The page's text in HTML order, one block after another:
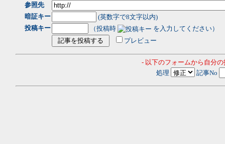
参照先
暗証キー
(英数字で8文字以内)
投稿キー
（投稿時
を入力してください）
プレビュー
- 以下のフォームから自分
処理
記事No